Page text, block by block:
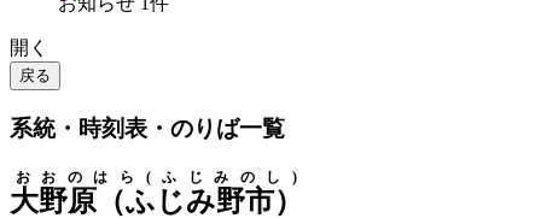
開く
戻る
系統・時刻表・のりば一覧
大野原（ふじみ野市）
おおのはら(ふじみのし)